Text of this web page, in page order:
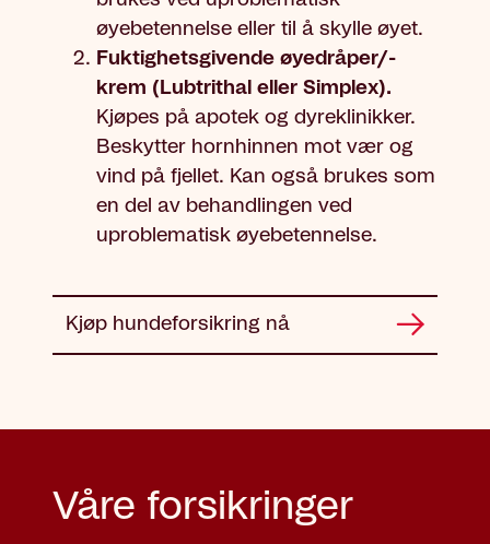
øyebetennelse eller til å skylle øyet.
Fuktighetsgivende øyedråper/-
krem (Lubtrithal eller Simplex).
Kjøpes på apotek og dyreklinikker.
Beskytter hornhinnen mot vær og
vind på fjellet. Kan også brukes som
en del av behandlingen ved
uproblematisk øyebetennelse.
Kjøp hundeforsikring nå
Våre forsikringer